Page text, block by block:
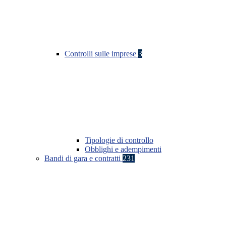
Controlli sulle imprese 3
Tipologie di controllo
Obblighi e adempimenti
Bandi di gara e contratti 231